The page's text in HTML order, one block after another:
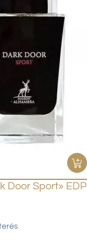
Door Sport» EDP